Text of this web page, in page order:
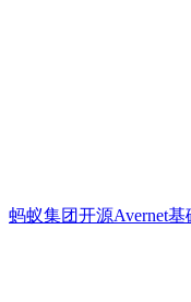
蚂蚁集团开源Avernet